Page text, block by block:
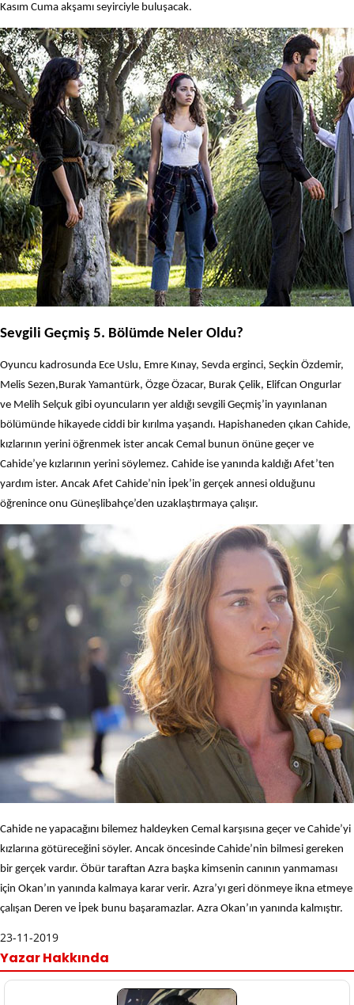
Kasım Cuma akşamı seyirciyle buluşacak.
Sevgili Geçmiş 5. Bölümde Neler Oldu?
Oyuncu kadrosunda Ece Uslu, Emre Kınay, Sevda erginci, Seçkin Özdemir,
Melis Sezen,Burak Yamantürk, Özge Özacar, Burak Çelik, Elifcan Ongurlar
ve Melih Selçuk gibi oyuncuların yer aldığı sevgili Geçmiş’in yayınlanan
bölümünde hikayede ciddi bir kırılma yaşandı. Hapishaneden çıkan Cahide,
kızlarının yerini öğrenmek ister ancak Cemal bunun önüne geçer ve
Cahide’ye kızlarının yerini söylemez. Cahide ise yanında kaldığı Afet’ten
yardım ister. Ancak Afet Cahide’nin İpek’in gerçek annesi olduğunu
öğrenince onu Güneşlibahçe’den uzaklaştırmaya çalışır.
Cahide ne yapacağını bilemez haldeyken Cemal karşısına geçer ve Cahide’yi
kızlarına götüreceğini söyler. Ancak öncesinde Cahide’nin bilmesi gereken
bir gerçek vardır. Öbür taraftan Azra başka kimsenin canının yanmaması
için Okan’ın yanında kalmaya karar verir. Azra’yı geri dönmeye ikna etmeye
çalışan Deren ve İpek bunu başaramazlar. Azra Okan’ın yanında kalmıştır.
23-11-2019
Yazar Hakkında